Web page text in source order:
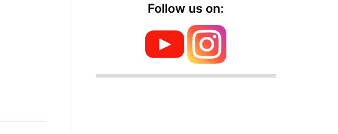
Follow us on: